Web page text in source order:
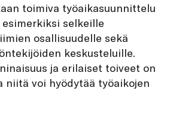
toimiva työaika­suunnittelu
esimerkiksi selkeille
osallisuudelle sekä
keskusteluille.
ja erilaiset toiveet on
niitä voi hyödytää työaikojen